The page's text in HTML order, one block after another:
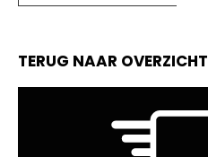
TERUG NAAR OVERZICHT